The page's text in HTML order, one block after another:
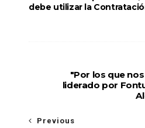
debe utilizar la
"Por los que
liderado por
Previous